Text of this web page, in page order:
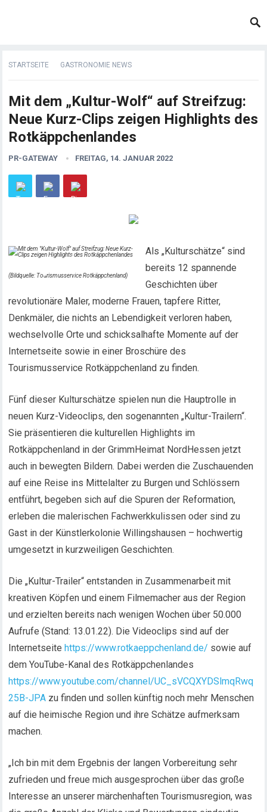
STARTSEITE GASTRONOMIE NEWS
Mit dem „Kultur-Wolf“ auf Streifzug:
Neue Kurz-Clips zeigen Highlights des
Rotkäppchenlandes
PR-GATEWAY FREITAG, 14. JANUAR 2022
(Bildquelle: Tourismusservice Rotkäppchenland)
Als „Kulturschätze“ sind
bereits 12 spannende
Geschichten über
revolutionäre Maler, moderne Frauen, tapfere Ritter,
Denkmäler, die nichts an Lebendigkeit verloren haben,
wechselvolle Orte und schicksalhafte Momente auf der
Internetseite sowie in einer Broschüre des
Tourismusservice Rotkäppchenland zu finden.
Fünf dieser Kulturschätze spielen nun die Hauptrolle in
neuen Kurz-Videoclips, den sogenannten „Kultur-Trailern“.
Sie präsentieren die kulturellen Highlights im
Rotkäppchenland in der GrimmHeimat NordHessen jetzt
auch in bewegten Bildern. Dabei werden die Zuschauenden
auf eine Reise ins Mittelalter zu Burgen und Schlössern
entführt, begeben sich auf die Spuren der Reformation,
erleben die malerischen Fachwerkkulissen oder sind zu
Gast in der Künstlerkolonie Willingshausen – hochwertig
umgesetzt in kurzweiligen Geschichten.
Die „Kultur-Trailer“ entstanden in Zusammenarbeit mit
kreativen Köpfen und einem Filmemacher aus der Region
und erzielten bereits nach wenigen Wochen über 50.000
Aufrufe (Stand: 13.01.22). Die Videoclips sind auf der
Internetseitehttps://www.rotkaeppchenland.de/ sowie auf
dem YouTube-Kanal des Rotkäppchenlandes
https://www.youtube.com/channel/UC_sVCQXYDSlmqRwq
25B-JPA zu finden und sollen künftig noch mehr Menschen
auf die heimische Region und ihre Schätze aufmerksam
machen.
„Ich bin mit dem Ergebnis der langen Vorbereitung sehr
zufrieden und freue mich ausgesprochen über das große
Interesse an unserer märchenhaften Tourismusregion, was